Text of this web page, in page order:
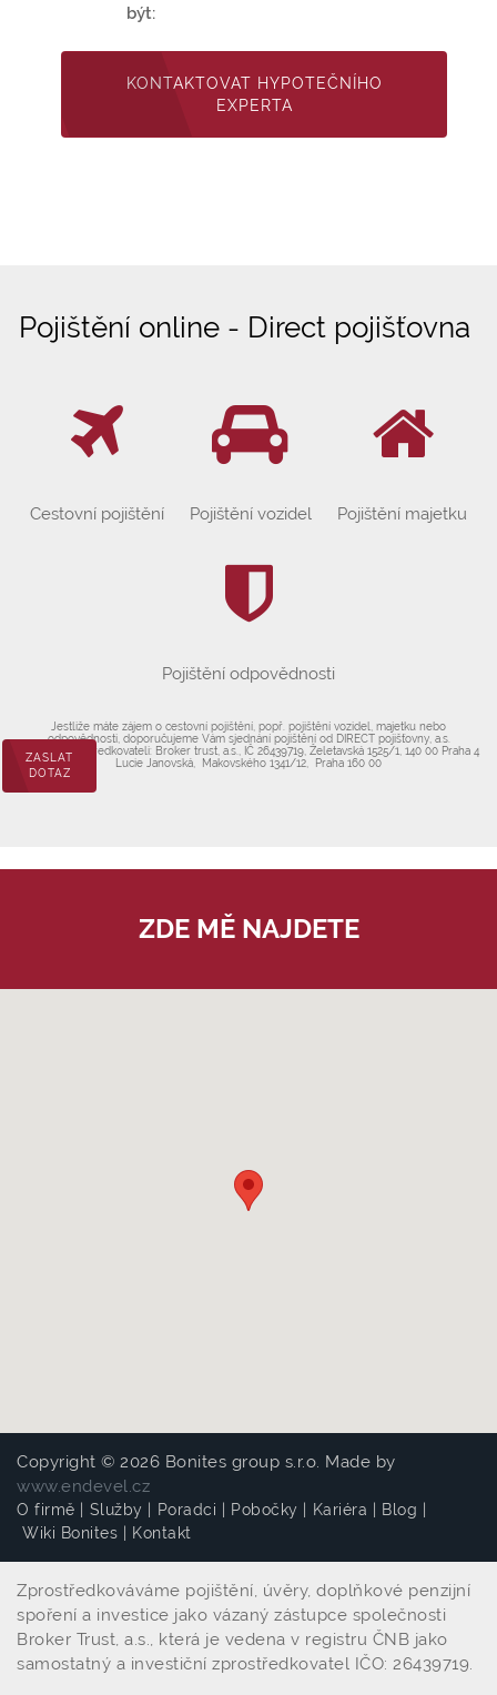
být:
KONTAKTOVAT HYPOTEČNÍHO
EXPERTA
Pojištění online - Direct pojišťovna
Cestovní pojištění Pojištění vozidel Pojištění majetku
Pojištění odpovědnosti
Jestliže máte zájem o cestovní pojištění, popř. pojištění vozidel, majetku nebo
odpovědnosti, doporučujeme Vám sjednání pojištění od DIRECT pojišťovny, a.s.
Údaje o zprostředkovateli: Broker trust, a.s., IČ 26439719, Želetavská 1525/1, 140 00 Praha 4
Lucie Janovská, Makovského 1341/12, Praha 160 00
ZDE MĚ NAJDETE
Copyright © 2026 Bonites group s.r.o. Made by
www.endevel.cz
O firmě Služby Poradci Pobočky Kariéra Blog
Wiki Bonites
Kontakt
Zprostředkováváme pojištění, úvěry, doplňkové penzijní
spoření a investice jako vázaný zástupce společnosti
Broker Trust, a.s., která je vedena v registru ČNB jako
samostatný a investiční zprostředkovatel IČO: 26439719.
ZASLAT
DOTAZ